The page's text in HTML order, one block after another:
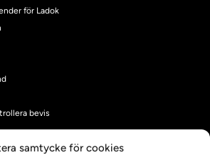
samtycke för cookies
för Ladok
bevis